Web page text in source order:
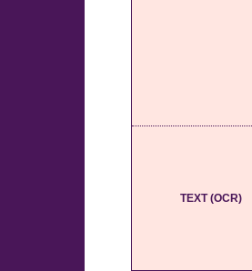
TEXT (OCR)